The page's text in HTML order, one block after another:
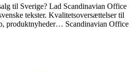
til Sverige? Lad Scandinavian Office
tekster. Kvalitetsoversættelser til
produktnyheder… Scandinavian Office